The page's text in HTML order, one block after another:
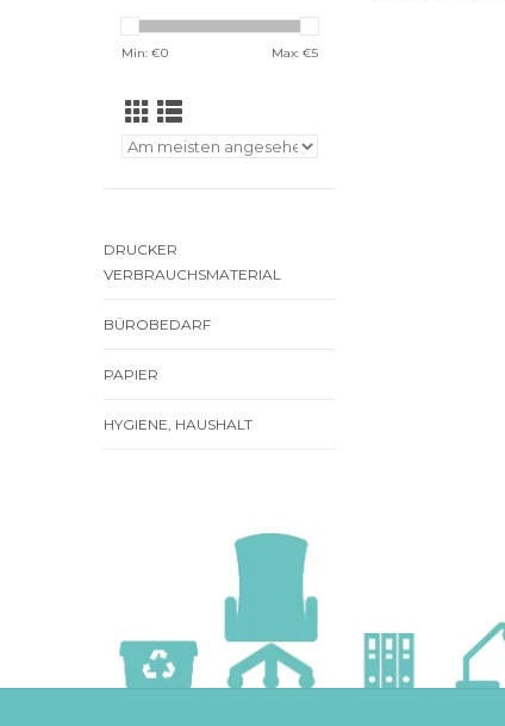
Min: €0 Max: €5
DRUCKER
VERBRAUCHSMATERIAL
BÜROBEDARF
PAPIER
HYGIENE, HAUSHALT